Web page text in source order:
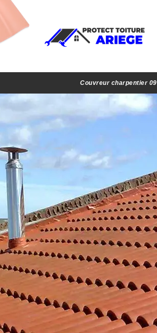
Couvreur charpentier 09